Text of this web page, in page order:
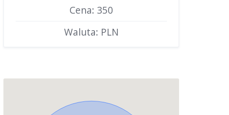
Cena: 350
Waluta: PLN